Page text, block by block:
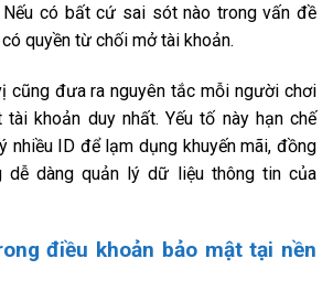
Nếu có bất cứ sai sót nào trong vấn đề
quyền từ chối mở tài khoản.
cũng đưa ra nguyên tắc mỗi người chơi
khoản duy nhất. Yếu tố này hạn chế
nhiều ID để lạm dụng khuyến mãi, đồng
dễ dàng quản lý dữ liệu thông tin của
điều khoản bảo mật tại nền